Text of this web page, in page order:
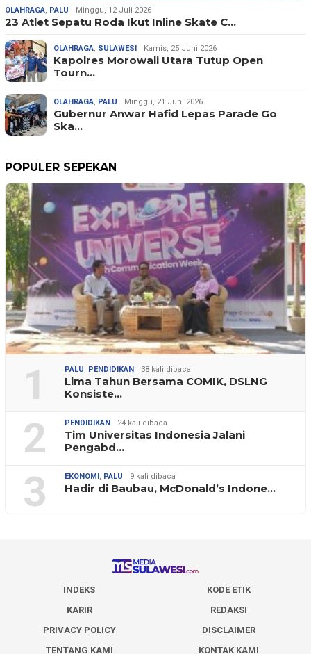
OLAHRAGA, PALU Minggu, 12 Juli 2026
23 Atlet Sepatu Roda Ikut Inline Skate C…
OLAHRAGA, SULAWESI Kamis, 25 Juni 2026
Kapolres Morowali Utara Tutup Open
Tourn…
OLAHRAGA, PALU Minggu, 21 Juni 2026
Gubernur Anwar Hafid Lepas Parade Go
Ska…
POPULER SEPEKAN
1 PALU, PENDIDIKAN 38 kali dibaca
Lima Tahun Bersama COMIK, DSLNG
Konsiste…
2 PENDIDIKAN 24 kali dibaca
Tim Universitas Indonesia Jalani
Pengabd…
3 EKONOMI , PALU 9 kali dibaca
Hadir di Baubau, McDonald’s Indone…
INDEKS
KODE ETIK
KARIR
REDAKSI
PRIVACY POLICY
DISCLAIMER
TENTANG KAMI
KONTAK KAMI